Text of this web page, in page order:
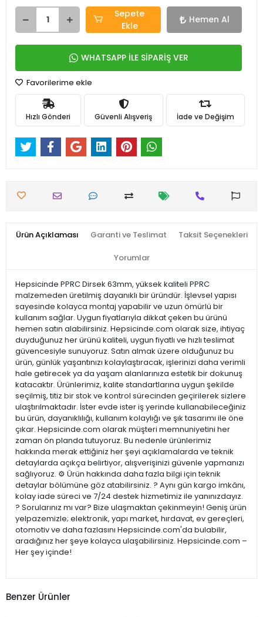
Sepete
Ekle
Hemen Al
WHATSAPP İLE SİPARİŞ VER
Favorilerime ekle
Hızlı Gönderi Güvenli Alışveriş İade ve Değişim
Ürün Açıklaması Garanti ve Teslimat Taksit Seçenekleri
Yorumlar
Hepsicinde PPRC Dirsek 63mm, yüksek kaliteli PPRC
malzemeden üretilmiş dayanıklı bir üründür. İşlevsel yapısı
sayesinde kolayca montaj yapabilir ve uzun ömürlü bir
kullanım sağlar. Uygun fiyatlarıyla dikkat çeken bu ürünü
hemen satın alabilirsiniz. Hepsicinde.com olarak size, ihtiyaç
duyduğunuz her ürünü kaliteli, uygun fiyatlı ve hızlı teslimat
güvencesiyle sunuyoruz. Satın almak üzere olduğunuz bu
ürün, günlük yaşantınızı kolaylaştıracak, işlerinizi daha verimli
hale getirecek ya da yaşam alanlarınıza estetik bir dokunuş
katacaktır. Ürünlerimiz, kalite standartlarına uygun şekilde
seçilmiş, titiz bir stok ve kontrol sürecinden geçirilerek sizlere
ulaştırılmaktadır. İster evde ister iş yerinde kullanabileceğiniz
bu ürün, dayanıklılığı, kullanım kolaylığı ve şık tasarımı ile öne
çıkar. Hepsicinde.com olarak müşteri memnuniyetini her
zaman ön planda tutuyoruz. Bu nedenle ürünlerimiz
hakkında merak ettiğiniz her şeyi açıklamalarda ve teknik
detaylarda açıkça belirtiyor, alışverişinizi güvenle yapmanızı
sağlıyoruz. ⚙️ Ürün hakkında daha fazla bilgi için teknik
detaylar bölümüne göz atabilirsiniz. ? Aynı gün kargo imkânı,
kolay iade süreci ve 7/24 destek hizmetimiz ile yanınızdayız.
? Sorularınız mı var? Bize ulaşmaktan çekinmeyin! Geniş ürün
yelpazemizle; elektronik, yapı market, hırdavat, ev gereçleri,
otomotiv ve daha fazlasını Hepsicinde.com'da bulabilir,
aradığınız her şeye kolayca ulaşabilirsiniz. Hepsicinde.com –
Her şey içinde!
Benzer Ürünler